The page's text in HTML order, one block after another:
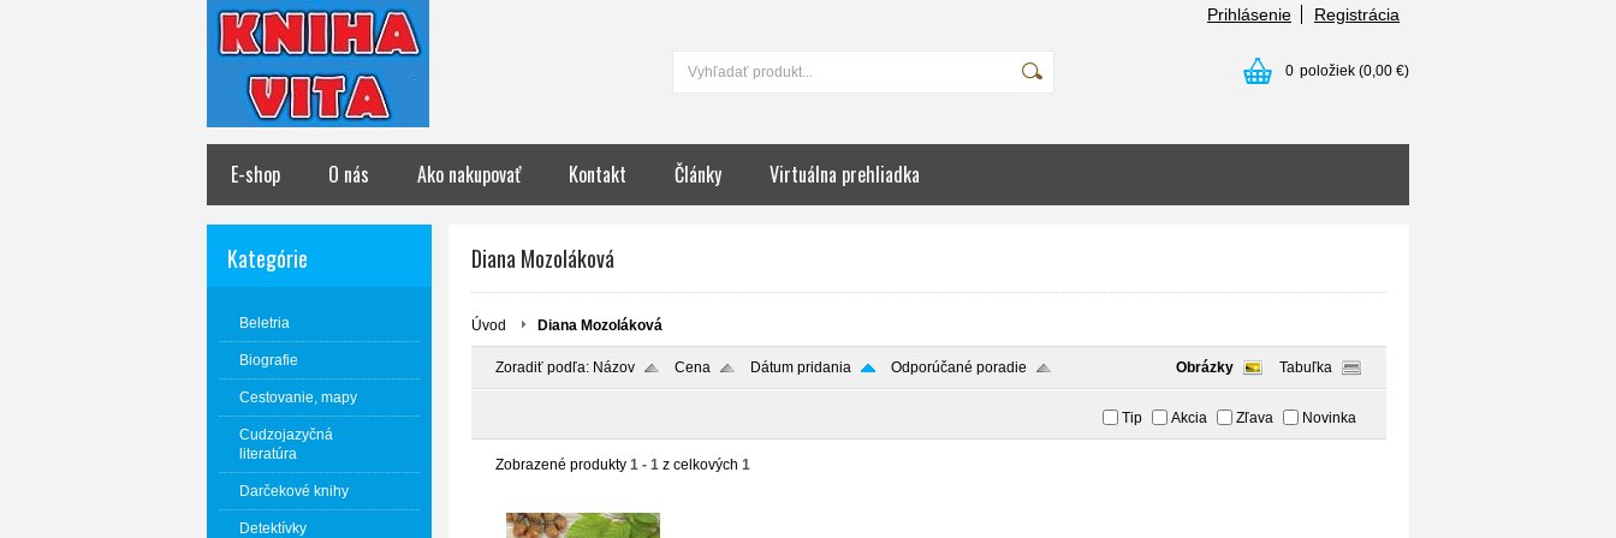
Prihlásenie Registrácia
0 položiek (0,00 €)
E-shop O nás Ako nakupovať Kontakt Články Virtuálna prehliadka
Kategórie
Beletria
Biografie
Cestovanie, mapy
Cudzojazyčná
literatúra
Darčekové knihy
Detektívky
Diana Mozoláková
Úvod Diana Mozoláková
Zoradiť podľa: Názov Cena Dátum pridania Odporúčané poradie Obrázky Tabuľka
Tip Akcia Zľava Novinka
Zobrazené produkty 1 - 1 z celkových 1